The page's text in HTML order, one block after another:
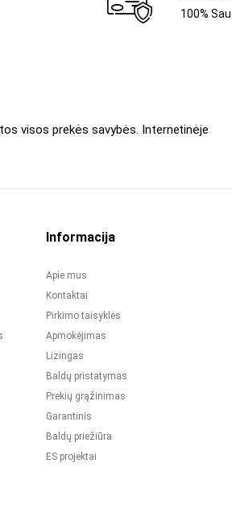
100%
visos prekės savybės. Internetinėje
Informacija
Apie mus
Kontaktai
Pirkimo taisyklės
Apmokėjimas
Lizingas
Baldų pristatymas
Prekių grąžinimas
Garantinis
Baldų priežiūra
ES projektai